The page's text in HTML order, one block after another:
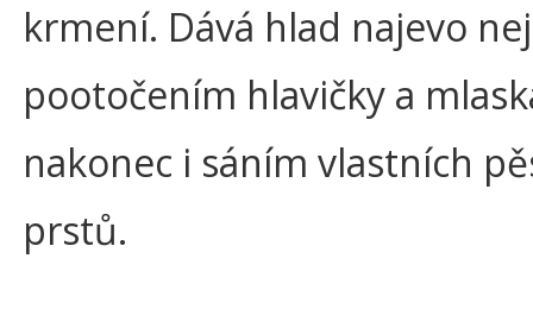
krmení. Dává hlad najevo
pootočením hlavičky a
nakonec i sáním vlastních
prstů.